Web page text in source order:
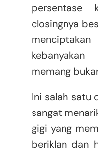
persentase
closingnya
memang
Ini salah satu
sangat
gigi yang
beriklan dan